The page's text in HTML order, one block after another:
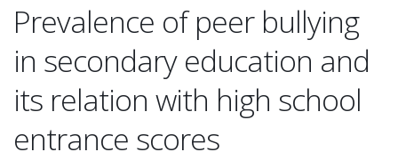
Prevalence of peer bullying
in secondary education and
its relation with high school
entrance scores